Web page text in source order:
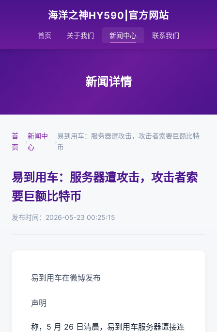
海洋之神HY590|官方网站
首页 关于我们 新闻中心 联系我们
新闻详情
首
页
›
新闻中
心
›
易到用车：服务器遭攻击，攻击者索要巨额比特
币
易到用车：服务器遭攻击，攻击者索
要巨额比特币
发布时间：2026-05-23 00:25:15
易到用车在微博发布
声明
称，5 月 26 日清晨，易到用车服务器遭接连